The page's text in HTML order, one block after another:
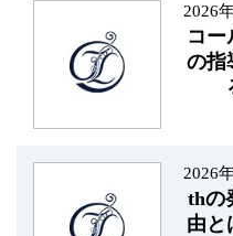
2026
コー
の指
2026
thの
由と